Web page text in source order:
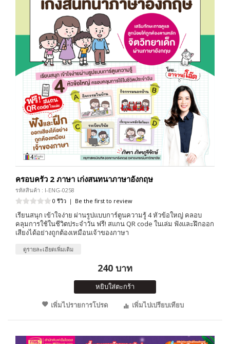
ครอบครัว 2 ภาษา เก่งสนทนาภาษาอังกฤษ
รหัสสินค้า : I-ENG-0258
0 รีวิว | Be the first to review
เรียนสนุก เข้าใจง่าย ผ่านรูปแบบการ์ตูนความรู้ 4 หัวข้อใหญ่ คลอบ
คลุมการใช้ในชีวิตประจำวัน ฟรี! สแกน QR code ในเล่ม ฟังและฝึกออก
เสียงได้อย่างถูกต้องเหมือนเจ้าของภาษา
ดูรายละเอียดเพิ่มเติม
240 บาท
หยิบใส่ตะกร้า
เพิ่มไปรายการโปรด
เพิ่มไปเปรียบเทียบ